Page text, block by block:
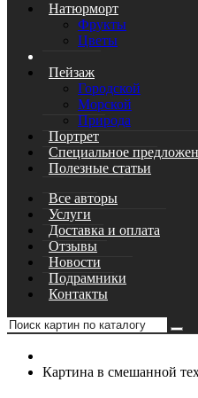
Натюрморт
Фрукты
Цветы
Пейзаж
Городской
Морской
Природа
Портрет
Специальное
Полезные статьи
Все авторы
Услуги
Доставка и оплата
Отзывы
Новости
Подрамники
Контакты
Картина в смешанной